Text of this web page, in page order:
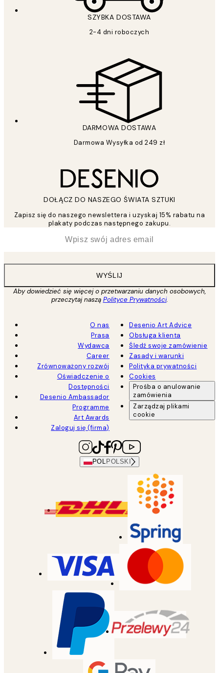
SZYBKA DOSTAWA
2-4 dni roboczych
DARMOWA DOSTAWA
Darmowa Wysyłka od 249 zł
DOŁĄCZ DO NASZEGO ŚWIATA SZTUKI
Zapisz się do naszego newslettera i uzyskaj 15% rabatu na
plakaty podczas następnego zakupu.
WYŚLIJ
Aby dowiedzieć się więcej o przetwarzaniu danych osobowych,
przeczytaj naszą Polityce Prywatności.
O nas
Prasa
Wydawca
Career
Zrównoważony rozwój
Oświadczenie o
Dostępności
Desenio Ambassador
Programme
Art Awards
Zaloguj się (firma)
Desenio Art Advice
Obsługa klienta
Śledź swoje zamówienie
Zasady i warunki
Polityka prywatności
Cookies
Prośba o anulowanie
zamówienia
Zarządzaj plikami
cookie
POL POLSKI